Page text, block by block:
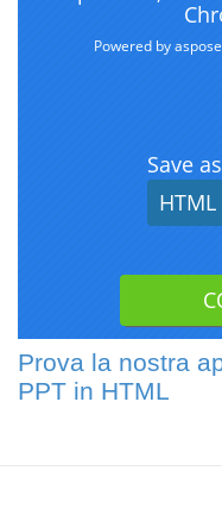
Prova la nostra
PPT in HTML